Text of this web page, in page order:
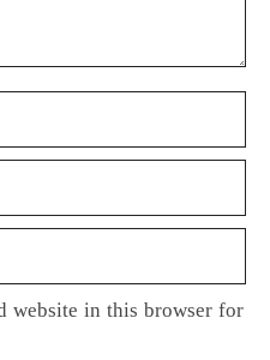
website in this browser for